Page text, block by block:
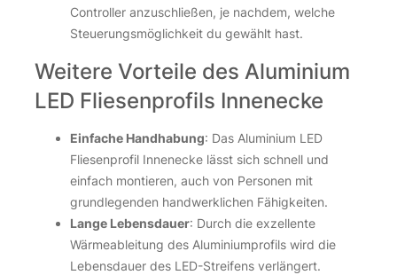
Controller anzuschließen, je nachdem, welche
Steuerungsmöglichkeit du gewählt hast.
Weitere Vorteile des Aluminium
LED Fliesenprofils Innenecke
Einfache Handhabung: Das Aluminium LED
Fliesenprofil Innenecke lässt sich schnell und
einfach montieren, auch von Personen mit
grundlegenden handwerklichen Fähigkeiten.
Lange Lebensdauer: Durch die exzellente
Wärmeableitung des Aluminiumprofils wird die
Lebensdauer des LED-Streifens verlängert.